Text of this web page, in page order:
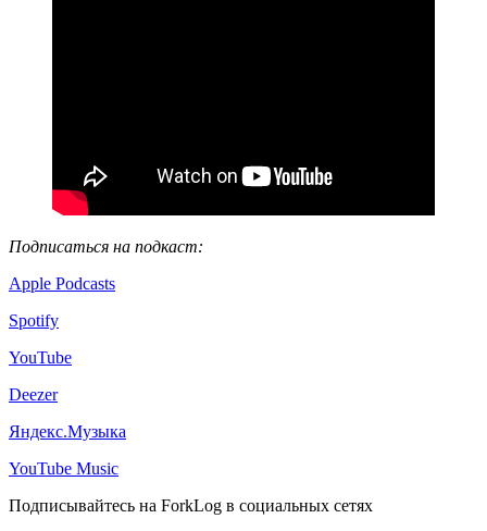
Подписаться на подкаст:
Apple Podcasts
Spotify
YouTube
Deezer
Яндекс.Музыка
YouTube Music
Подписывайтесь на ForkLog в социальных сетях